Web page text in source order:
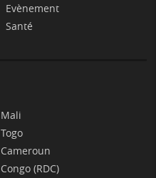
Evènement
Santé
Mali
Togo
Cameroun
Congo (RDC)